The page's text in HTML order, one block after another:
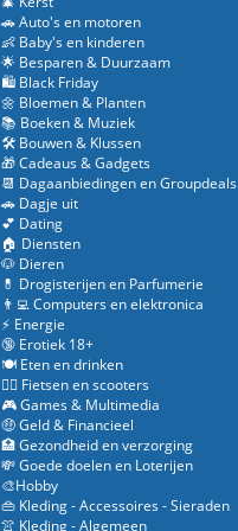
🚗 Auto's en motoren
👶 Baby's en kinderen
🌟 Besparen & Duurzaam
🛍️ Black Friday
🌼 Bloemen & Planten
📚 Boeken & Muziek
🛠️ Bouwen & Klussen
🎁 Cadeaus & Gadgets
📆 Dagaanbiedingen en Groupdeals
🚗 Dagje uit
💕 Dating
🏠 Diensten
🐶 Dieren
💊 Drogisterijen en Parfumerie
👨‍💻 Computers en elektronica
⚡ Energie
🔞 Erotiek 18+
🍽️ Eten en drinken
🚴‍♂️ Fietsen en scooters
🎮 Games & Multimedia
🤑 Geld & Financieel
🏥 Gezondheid en verzorging
💸 Goede doelen en Loterijen
🎨Hobby
👜 Kleding - Accessoires - Sieraden
👚 Kleding - Algemeen